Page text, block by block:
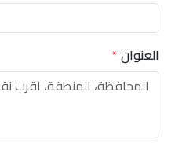
العنوان*